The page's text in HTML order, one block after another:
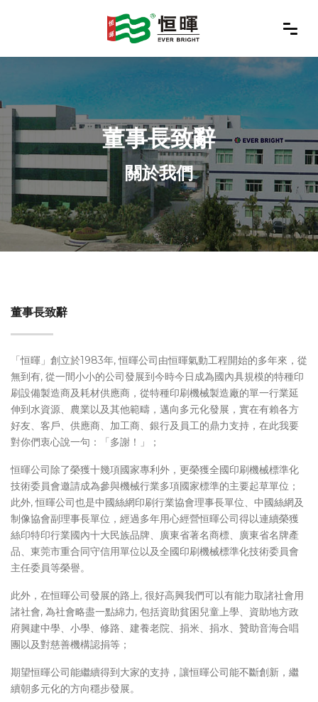
董事長致辭
關於我們
董事長致辭
「恒暉」創立於1983年, 恒暉公司由恒暉氣動工程開始的多年來，從
無到有, 從一間小小的公司發展到今時今日成為國內具規模的特種印
刷設備製造商及耗材供應商，從特種印刷機械製造廠的單一行業延
伸到水資源、農業以及其他範疇，邁向多元化發展，實在有賴各方
好友、客戶、供應商、加工商、銀行及員工的鼎力支持，在此我要
對你們衷心說一句：「多謝！」；
恒暉公司除了榮獲十幾項國家專利外，更榮獲全國印刷機械標準化
技術委員會邀請成為參與機械行業多項國家標準的主要起草單位；
此外, 恒暉公司也是中國絲網印刷行業協會理事長單位、中國絲網及
制像協會副理事長單位，經過多年用心經營恒暉公司得以連續榮獲
絲印特印行業國內十大民族品牌、廣東省著名商標、廣東省名牌產
品、東莞市重合同守信用單位以及全國印刷機械標準化技術委員會
主任委員等榮譽。
此外，在恒暉公司發展的路上, 很好高興我們可以有能力取諸社會用
諸社會, 為社會略盡一點綿力, 包括資助貧困兒童上學、資助地方政
府興建中學、小學、修路、建養老院、捐米、捐水、贊助音海合唱
團以及對慈善機構認捐等；
期望恒暉公司能繼續得到大家的支持，讓恒暉公司能不斷創新，繼
續朝多元化的方向穩步發展。